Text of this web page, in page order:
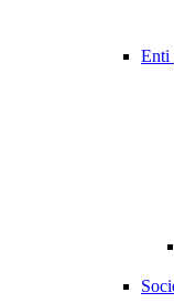
Enti